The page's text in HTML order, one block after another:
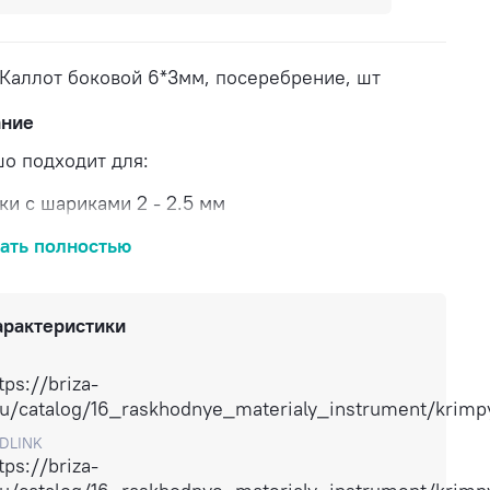
боковой 6*3мм, посеребрение, шт
подходит для:
с шариками 2 - 2.5 мм
цепочки
по России
полностью
briza-
catalog/16_raskhodnye_materialy_instrument/
briza-